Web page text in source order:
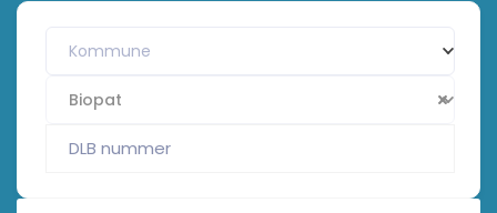
Kommune
Biopat